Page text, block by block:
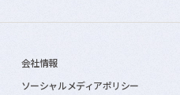
会社情報
ソーシャルメディアポリシー